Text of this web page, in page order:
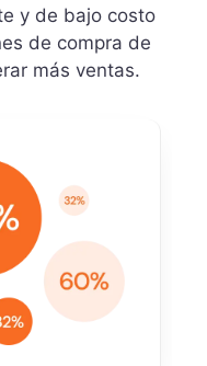
y de bajo costo
de compra de
más ventas.